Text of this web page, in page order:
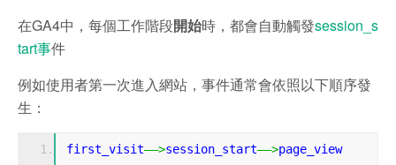
在GA4中，每個工作階段開始時，都會自動觸發session_s
tart事件
例如使用者第一次進入網站，事件通常會依照以下順序發
生：
first_visit——>session_start——>page_view